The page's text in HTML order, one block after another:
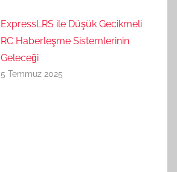
ExpressLRS ile Düşük Gecikmeli
RC Haberleşme Sistemlerinin
Geleceği
5 Temmuz 2025